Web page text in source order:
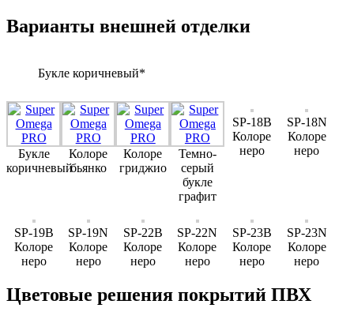
Варианты внешней отделки
Букле коричневый*
Букле
коричневый
Колоре
бьянко
Колоре
гриджио
Темно-
серый
букле
графит
SP-18B
Колоре
неро
SP-18N
Колоре
неро
SP-19B
Колоре
неро
SP-19N
Колоре
неро
SP-22B
Колоре
неро
SP-22N
Колоре
неро
SP-23B
Колоре
неро
SP-23N
Колоре
неро
Цветовые решения покрытий ПВХ